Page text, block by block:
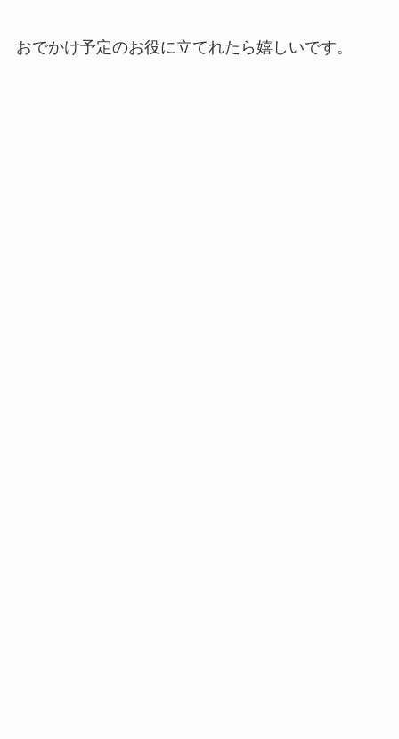
おでかけ予定のお役に立てれたら嬉しいです。